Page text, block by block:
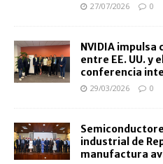
27/07/2026 0
NVIDIA
entre EE. UU. y
conferencia
29/03/2026 0
industrial de
manufactura